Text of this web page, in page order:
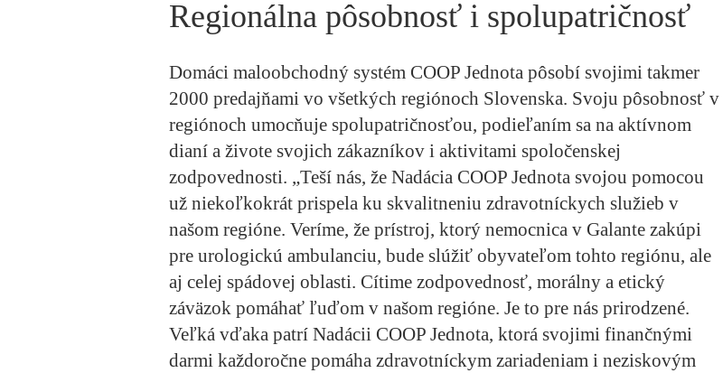
Regionálna pôsobnosť i spolupatričnosť
Domáci maloobchodný systém COOP Jednota pôsobí svojimi takmer
2000 predajňami vo všetkých regiónoch Slovenska. Svoju pôsobnosť v
regiónoch umocňuje spolupatričnosťou, podieľaním sa na aktívnom
dianí a živote svojich zákazníkov i aktivitami spoločenskej
zodpovednosti. „Teší nás, že Nadácia COOP Jednota svojou pomocou
už niekoľkokrát prispela ku skvalitneniu zdravotníckych služieb v
našom regióne. Veríme, že prístroj, ktorý nemocnica v Galante zakúpi
pre urologickú ambulanciu, bude slúžiť obyvateľom tohto regiónu, ale
aj celej spádovej oblasti. Cítime zodpovednosť, morálny a etický
záväzok pomáhať ľuďom v našom regióne. Je to pre nás prirodzené.
Veľká vďaka patrí Nadácii COOP Jednota, ktorá svojimi finančnými
darmi každoročne pomáha zdravotníckym zariadeniam i neziskovým